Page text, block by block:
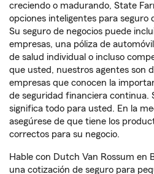
creciendo o madurando, State
opciones inteligentes para seguro
Su seguro de negocios puede
empresas, una póliza de
de salud individual o incluso
que usted, nuestros agentes son
empresas que conocen la
de seguridad financiera continua.
significa todo para usted. En la
asegúrese de que tiene los
correctos para su negocio.
Hable con Dutch Van Rossum en
una cotización de seguro para